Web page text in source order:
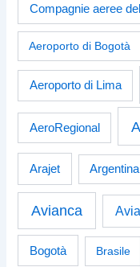
Compagnie aeree
Aeroporto di Bogotà
Aeroporto di Lima
AeroRegional
Arajet Argentina
Avianca
Bogotà Brasile